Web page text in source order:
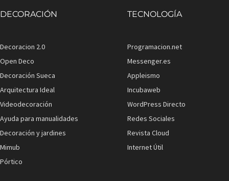
DECORACIÓN
Decoracion 2.0
Open Deco
Decoración Sueca
Arquitectura Ideal
Videodecoración
Ayuda para manualidades
Decoración y jardines
Mimub
Pórtico
TECNOLOGÍA
Programacion.net
Messenger.es
Appleismo
Incubaweb
WordPress Directo
Redes Sociales
Revista Cloud
Internet Útil